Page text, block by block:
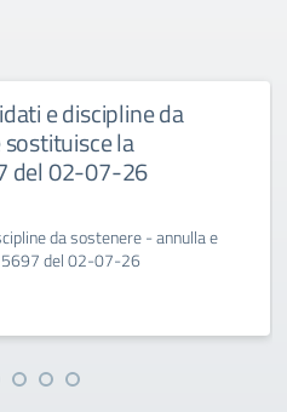
e discipline da
la
del 02-07-26
da sostenere - annulla e
del 02-07-26